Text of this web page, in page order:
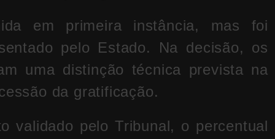
em primeira instância, mas foi
pelo Estado. Na decisão, os
uma distinção técnica prevista na
da gratificação.
validado pelo Tribunal, o percentual